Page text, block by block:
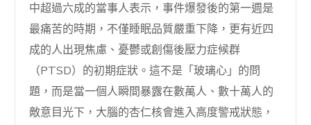
中超過六成的當事人表示，事件爆發後的第一週是
最痛苦的時期，不僅睡眠品質嚴重下降，更有近四
成的人出現焦慮、憂鬱或創傷後壓力症候群
（PTSD）的初期症狀。這不是「玻璃心」的問
題，而是當一個人瞬間暴露在數萬人、數十萬人的
敵意目光下，大腦的杏仁核會進入高度警戒狀態，